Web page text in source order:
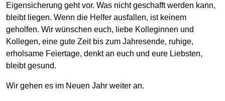
Eigensicherung geht vor. Was nicht geschafft werden kann,
bleibt liegen. Wenn die Helfer ausfallen, ist keinem
geholfen. Wir wünschen euch, liebe Kolleginnen und
Kollegen, eine gute Zeit bis zum Jahresende, ruhige,
erholsame Feiertage, denkt an euch und eure Liebsten,
bleibt gesund.
Wir gehen es im Neuen Jahr weiter an.